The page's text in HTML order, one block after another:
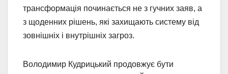
трансформація починається не з гучних заяв, а
з щоденних рішень, які захищають систему від
зовнішніх і внутрішніх загроз.
Володимир Кудрицький продовжує бути